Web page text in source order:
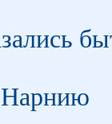
Нарнию